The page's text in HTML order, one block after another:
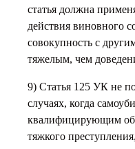
статья должна
действия виновного
совокупность с
тяжелым, чем
9) Статья 125 УК не
случаях, когда
квалифицирующим
тяжкого